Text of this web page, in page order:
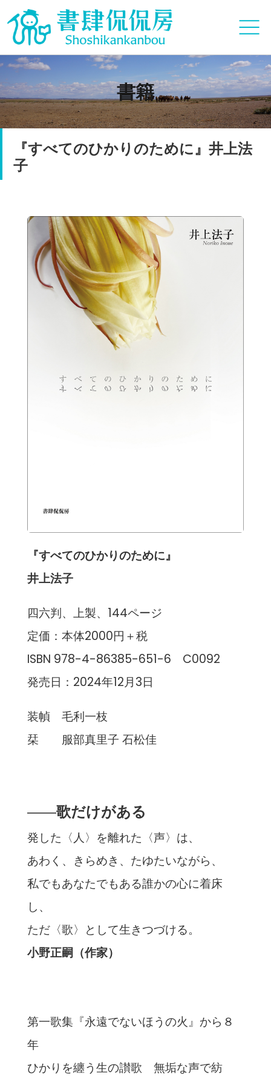
書籍
『すべてのひかりのために』井上法
子
『すべてのひかりのために』
井上法子
四六判、上製、144ページ
定価：本体2000円＋税
ISBN 978-4-86385-651-6 C0092
発売日：2024年12月3日
装幀 毛利一枝
栞 服部真里子 石松佳
――歌だけがある
発した〈人〉を離れた〈声〉は、
あわく、きらめき、たゆたいながら、
私でもあなたでもある誰かの心に着床
し、
ただ〈歌〉として生きつづける。
小野正嗣（作家）
第一歌集『永遠でないほうの火』から８
年
ひかりを纏う生の讃歌 無垢な声で紡